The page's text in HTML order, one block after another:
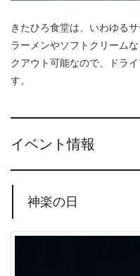
きたひろ食堂は、いわゆる
ラーメンやソフトクリーム
クアウト可能なので、ドラ
す。
イベント情報
神楽の日